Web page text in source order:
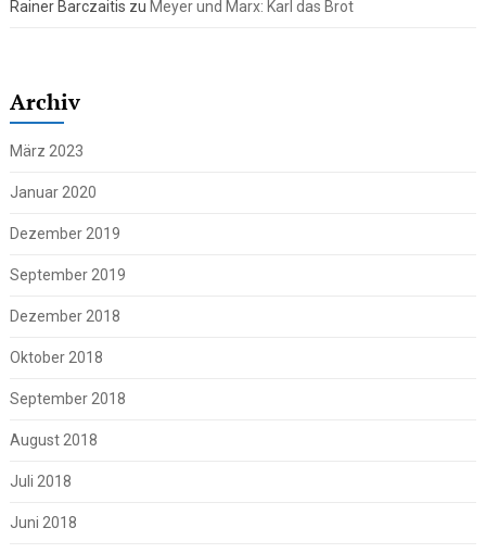
Rainer Barczaitis zu Meyer und Marx: Karl das Brot
Archiv
März 2023
Januar 2020
Dezember 2019
September 2019
Dezember 2018
Oktober 2018
September 2018
August 2018
Juli 2018
Juni 2018